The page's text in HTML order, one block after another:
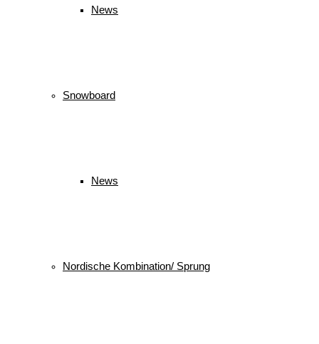
News
Snowboard
News
Nordische Kombination/ Sprung